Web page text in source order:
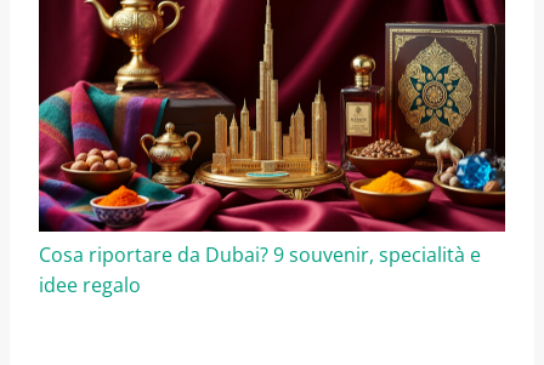
Cosa riportare da Dubai? 9 souvenir, specialità e
idee regalo